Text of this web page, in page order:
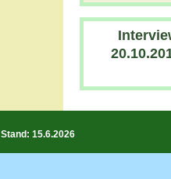
Stand: 15.6.2026